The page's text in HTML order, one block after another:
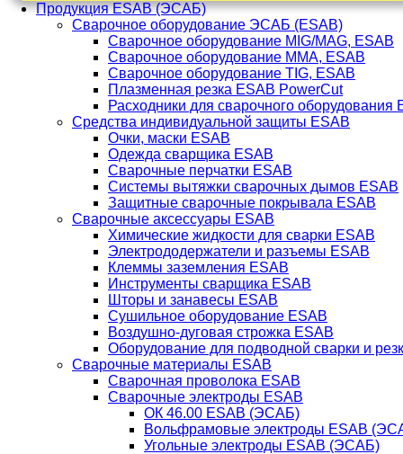
Продукция ESAB (ЭСАБ)
Сварочное оборудование ЭСАБ (ESAB)
Сварочное оборудование MIG/MAG, ESAB
Сварочное оборудование ММА, ESAB
Сварочное оборудование TIG, ESAB
Плазменная резка ESAB PowerCut
Расходники для сварочного оборудования
Средства индивидуальной защиты ESAB
Очки, маски ESAB
Одежда сварщика ESAB
Сварочные перчатки ESAB
Системы вытяжки сварочных дымов ESAB
Защитные сварочные покрывала ESAB
Сварочные аксессуары ESAB
Химические жидкости для сварки ESAB
Электрододержатели и разъемы ESAB
Клеммы заземления ESAB
Инструменты сварщика ESAB
Шторы и занавесы ESAB
Сушильное оборудование ESAB
Воздушно-дуговая строжка ESAB
Оборудование для подводной сварки и
Сварочные материалы ESAB
Сварочная проволока ESAB
Сварочные электроды ESAB
ОК 46.00 ESAB (ЭСАБ)
Вольфрамовые электроды ESAB
Угольные электроды ESAB (ЭСАБ)